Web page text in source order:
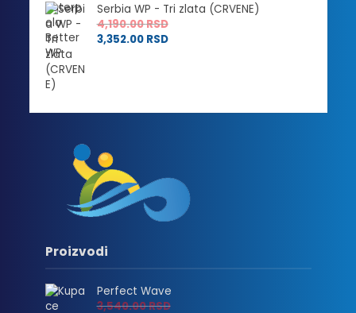
Serbia WP - Tri zlata (CRVENE)
4,190.00RSD
3,352.00 RSD
Proizvodi
Perfect Wave
3,540.00RSD